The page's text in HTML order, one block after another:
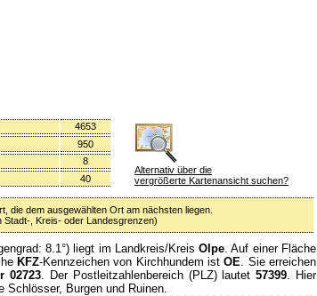
4653
Alternativ über die
vergrößerte Kartenansicht suchen?
950
8
40
die dem ausgewählten Ort am nächsten liegen.
, Kreis- oder Landesgrenzen)
8.1°) liegt im Landkreis/KreisOlpe . Auf einer Fläche
KFZ-Kennzeichen von Kirchhundem istOE . Sie erreichen
02723 . Der Postleitzahlenbereich (PLZ) lautet57399 . Hier
Burgen und Ruinen.